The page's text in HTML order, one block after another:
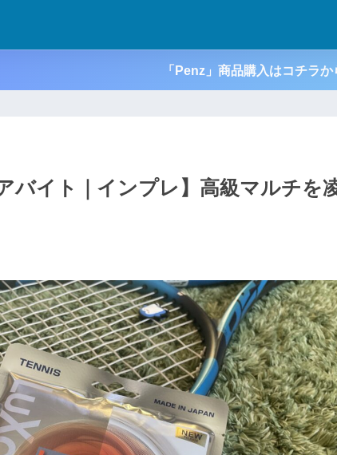
「Penz」商品購入はコチラか
バイト｜インプレ】高級マルチを